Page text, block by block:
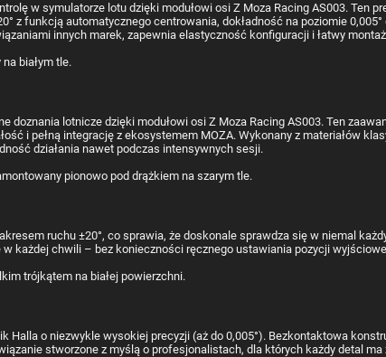
w symulatorze lotu dzięki modułowi osi Z Moza Racing AS003. Ten
z funkcją automatycznego centrowania, dokładność na poziomie
innych marek, zapewnia elastyczność konfiguracji i łatwy
doznania lotnicze dzięki modułowi osi Z Moza Racing AS003. Ten
i pełną integrację z ekosystemem MOZA. Wykonany z materiałów
działania nawet podczas intensywnych sesji.
ruchu ±20°, co sprawia, że doskonale sprawdza się w niemal
w każdej chwili – bez konieczności ręcznego ustawiania pozycji
Halla o niezwykle wysokiej precyzji (aż do 0,005°). Bezkontaktowa
stworzone z myślą o profesjonalistach, dla których każdy detal ma